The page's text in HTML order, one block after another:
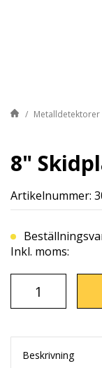
Metalldetektorer
8"
Artikelnummer:
Inkl. moms:
Beskrivning